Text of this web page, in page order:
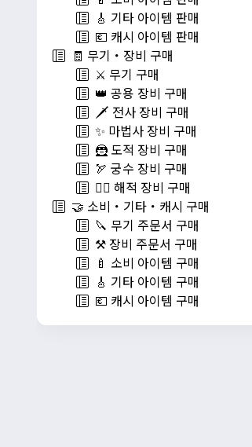
🎸 기타 아이템 판매
💶 캐시 아이템 판매
🧾 무기・장비 구매
⚔️ 무기 구매
👑 공용 장비 구매
🗡️ 전사 장비 구매
✨ 마법사 장비 구매
🦹 도적 장비 구매
🏹 궁수 장비 구매
🏴‍☠️ 해적 장비 구매
🤝 소비・기타・캐시 구매
🔪 무기 주문서 구매
⚒️ 장비 주문서 구매
🍼 소비 아이템 구매
🎸 기타 아이템 구매
💶 캐시 아이템 구매